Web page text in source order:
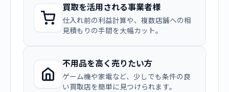
買取を活用される事業者様
仕入れ前の利益計算や、複数店舗への相
見積もりの手間を大幅カット。
不用品を高く売りたい方
ゲーム機や家電など、少しでも条件の良
い買取店を簡単に見つけられます。